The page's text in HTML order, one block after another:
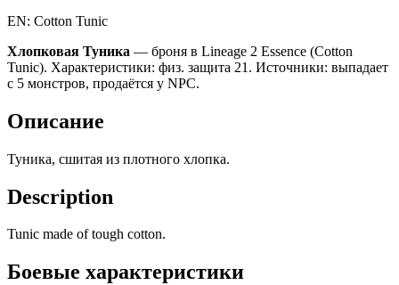
EN: Cotton Tunic
Хлопковая Туника — броня в Lineage 2 Essence (Cotton
Tunic). Характеристики: физ. защита 21. Источники: выпадает
с 5 монстров, продаётся у NPC.
Описание
Туника, сшитая из плотного хлопка.
Description
Tunic made of tough cotton.
Боевые характеристики